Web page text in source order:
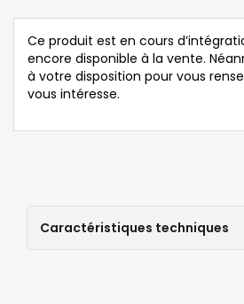
Ce produit est en cours
encore disponible à la vente.
à votre disposition pour vous
vous intéresse.
Caractéristiques techniques